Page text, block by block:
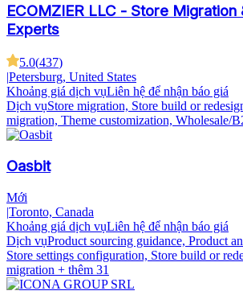
ECOMZIER LLC - Store Migration
Experts
5.0(437)
|Petersburg, United States
Khoảng giá dịch vụLiên hệ để nhận báo giá
Dịch vụStore migration, Store build or
migration, Theme customization, Wholesale/
Oasbit
Mới
|Toronto, Canada
Khoảng giá dịch vụLiên hệ để nhận báo giá
Dịch vụProduct sourcing guidance, Product
Store settings configuration, Store build or
migration + thêm 31